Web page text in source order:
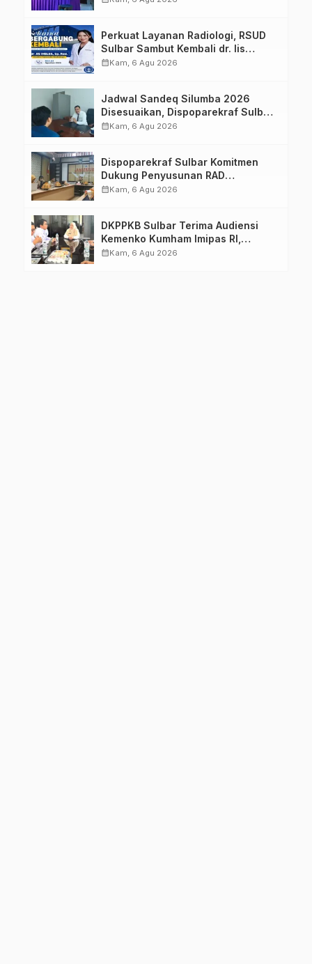
Perkuat Layanan Radiologi, RSUD
Sulbar Sambut Kembali dr. Iis
Imelda, Sp.Rad
calendar_monthKam, 6 Agu 2026
Jadwal Sandeq Silumba 2026
Disesuaikan, Dispoparekraf Sulbar
Pastikan Persiapan Tetap
calendar_monthKam, 6 Agu 2026
Dispoparekraf Sulbar Komitmen
Dukung Penyusunan RAD
TPB/SDGs Sulawesi Barat
calendar_monthKam, 6 Agu 2026
DKPPKB Sulbar Terima Audiensi
Kemenko Kumham Imipas RI,
Perkuat Pelayanan Kesehatan bagi
calendar_monthKam, 6 Agu 2026